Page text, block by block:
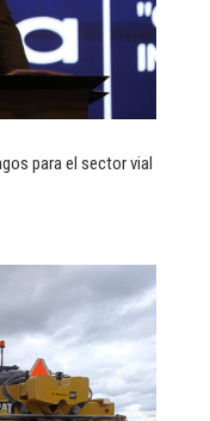
para el sector vial